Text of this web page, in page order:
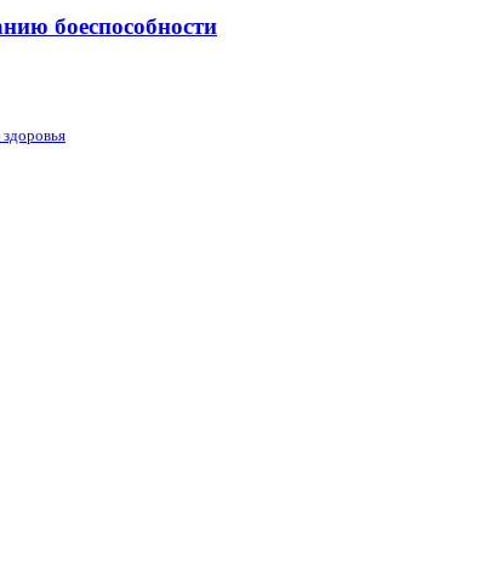
боеспособности